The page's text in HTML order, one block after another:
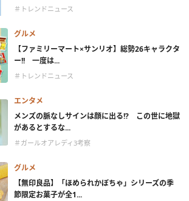
＃トレンドニュース
グルメ
【ファミリーマート×サンリオ】総勢26キャラクタ
ー!! 一度は...
＃トレンドニュース
エンタメ
メンズの脈なしサインは顔に出る!? この世に地獄
があるとするな...
＃ガールオアレディ3考察
グルメ
【無印良品】「ほめられかぼちゃ」シリーズの季
節限定お菓子が全1...